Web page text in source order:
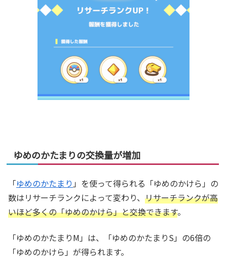
ゆめのかたまりの交換量が増加
「ゆめのかたまり 」を使って得られる「ゆめのかけら」の
数はリサーチランクによって変わり、 リサーチランクが高
いほど多くの「ゆめのかけら」と交換できます。
「ゆめのかたまりM」は、「ゆめのかたまりS」の6倍の
「ゆめのかけら」が得られます。